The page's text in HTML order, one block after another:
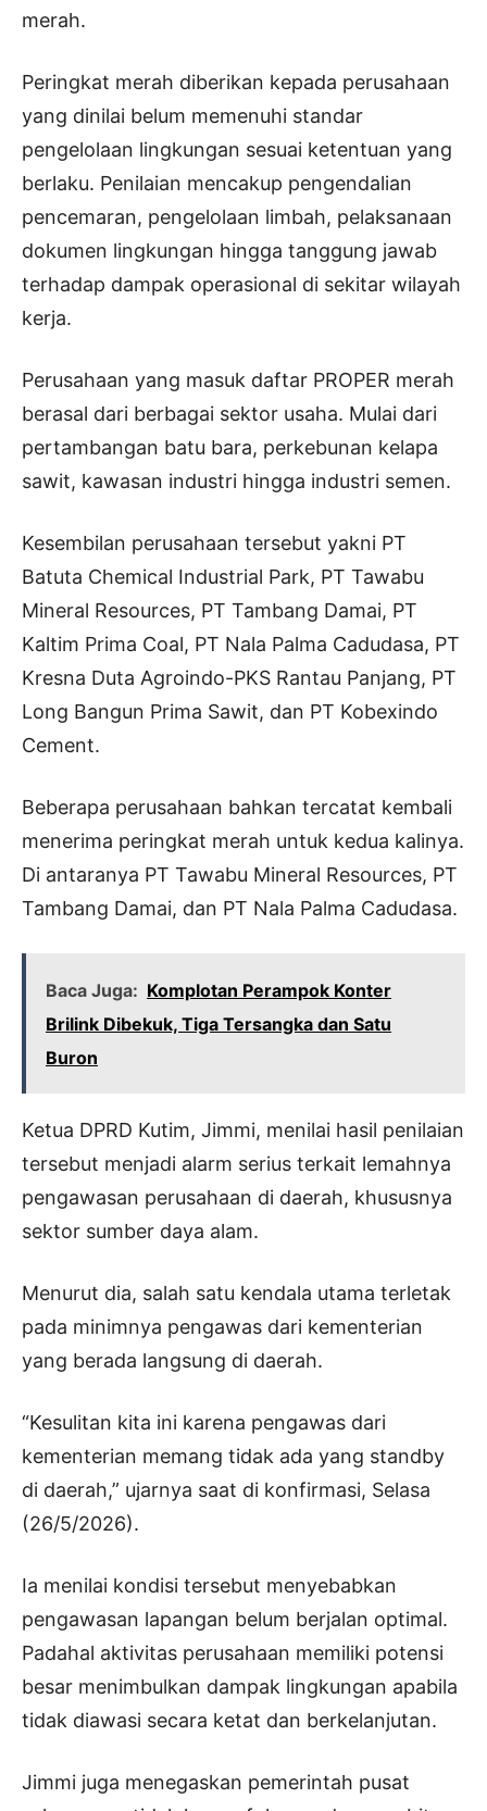
merah.
Peringkat merah diberikan kepada perusahaan
yang dinilai belum memenuhi standar
pengelolaan lingkungan sesuai ketentuan yang
berlaku. Penilaian mencakup pengendalian
pencemaran, pengelolaan limbah, pelaksanaan
dokumen lingkungan hingga tanggung jawab
terhadap dampak operasional di sekitar wilayah
kerja.
Perusahaan yang masuk daftar PROPER merah
berasal dari berbagai sektor usaha. Mulai dari
pertambangan batu bara, perkebunan kelapa
sawit, kawasan industri hingga industri semen.
Kesembilan perusahaan tersebut yakni PT
Batuta Chemical Industrial Park, PT Tawabu
Mineral Resources, PT Tambang Damai, PT
Kaltim Prima Coal, PT Nala Palma Cadudasa, PT
Kresna Duta Agroindo-PKS Rantau Panjang, PT
Long Bangun Prima Sawit, dan PT Kobexindo
Cement.
Beberapa perusahaan bahkan tercatat kembali
menerima peringkat merah untuk kedua kalinya.
Di antaranya PT Tawabu Mineral Resources, PT
Tambang Damai, dan PT Nala Palma Cadudasa.
Baca Juga: Komplotan Perampok Konter
Brilink Dibekuk, Tiga Tersangka dan Satu
Buron
Ketua DPRD Kutim, Jimmi, menilai hasil penilaian
tersebut menjadi alarm serius terkait lemahnya
pengawasan perusahaan di daerah, khususnya
sektor sumber daya alam.
Menurut dia, salah satu kendala utama terletak
pada minimnya pengawas dari kementerian
yang berada langsung di daerah.
“Kesulitan kita ini karena pengawas dari
kementerian memang tidak ada yang standby
di daerah,” ujarnya saat di konfirmasi, Selasa
(26/5/2026).
Ia menilai kondisi tersebut menyebabkan
pengawasan lapangan belum berjalan optimal.
Padahal aktivitas perusahaan memiliki potensi
besar menimbulkan dampak lingkungan apabila
tidak diawasi secara ketat dan berkelanjutan.
Jimmi juga menegaskan pemerintah pusat